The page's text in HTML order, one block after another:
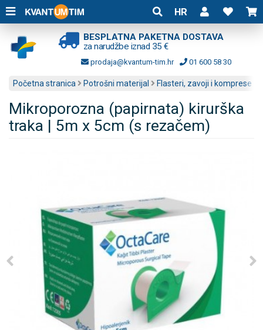
HR
BESPLATNA PAKETNA DOSTAVA
za narudžbe iznad 35 €
prodaja@kvantum-tim.hr 01 600 58 30
Početna stranica Potrošni materijal Flasteri, zavoji i komprese
Mikroporozna (papirnata) kirurška
traka | 5m x 5cm (s rezačem)